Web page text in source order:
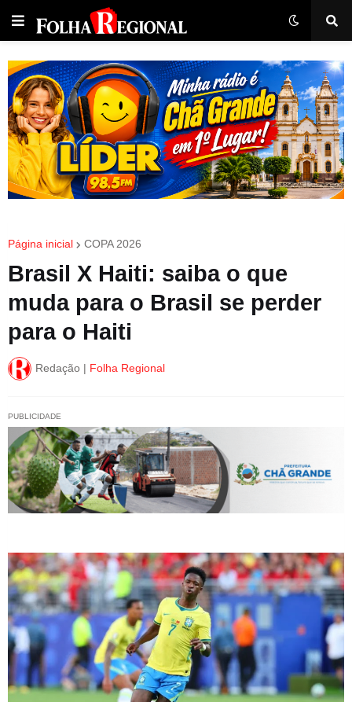
Página inicial COPA 2026
Brasil X Haiti: saiba o que
muda para o Brasil se perder
para o Haiti
Redação | Folha Regional
PUBLICIDADE